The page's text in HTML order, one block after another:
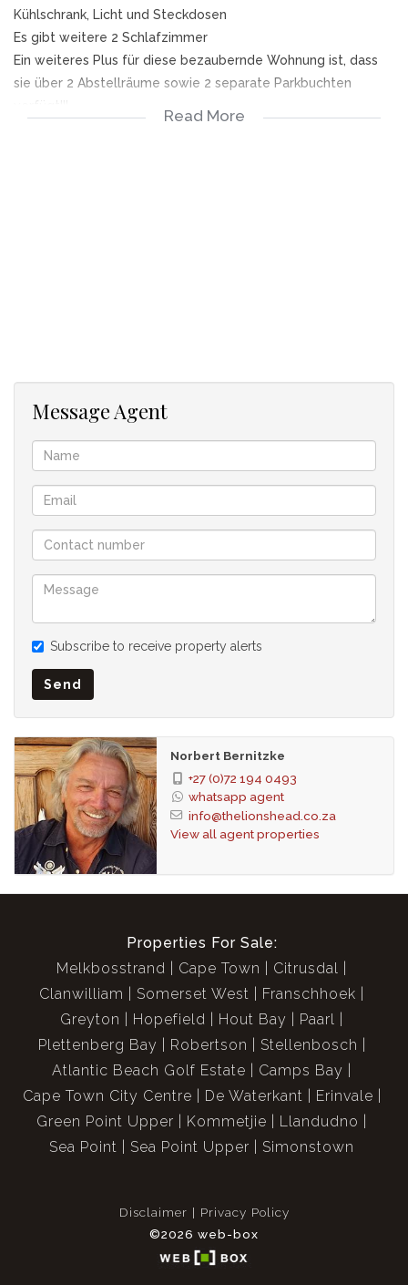
Kühlschrank, Licht und Steckdosen
Es gibt weitere 2 Schlafzimmer
Ein weiteres Plus für diese bezaubernde Wohnung ist, dass
sie über 2 Abstellräume sowie 2 separate Parkbuchten
Straße dazwischen - göttliche Aussicht auf Kapstadt.
reduziert am 14.12.2023
Read More
Message Agent
Subscribe to receive property alerts
Send
Norbert Bernitzke
+27 (0)72 194 0493
whatsapp agent
info@thelionshead.co.za
View all agent properties
Properties For Sale:
Melkbosstrand
Cape Town
Citrusdal
Clanwilliam
Somerset West
Franschhoek
Greyton
Hopefield Hout Bay
Paarl
Plettenberg Bay
Robertson
Stellenbosch
Atlantic Beach Golf Estate
Camps Bay
Cape Town City Centre
De Waterkant
Erinvale
Green Point Upper
Kommetjie
Llandudno
Sea Point
Sea Point Upper Simonstown
Disclaimer
Privacy Policy
©2026 web-box